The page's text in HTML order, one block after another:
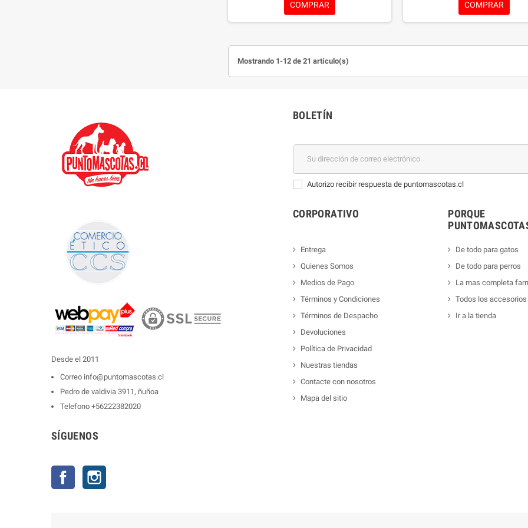
COMPRAR
sea fácil y agradable para tu
Disponible en cajas de 1 o 3
asegura que tu mascota esté
COMPRAR
Mostrando 1-12 de 21 artículo(s)
Desde el 2011
Correo info@puntomascotas.cl
Pedro de valdivia 3911, ñuñoa
Telefono +56222382020
SÍGUENOS
Facebook
BOLETÍN
Autorizo recibir respuesta de puntomascotas.cl
CORPORATIVO
Entrega
Quienes Somos
Medios de Pago
Términos y Condiciones
Términos de Despacho
Devoluciones
Política de Privacidad
Nuestras tiendas
Contacte con nosotros
Mapa del sitio
PORQUE
De todo para gatos
De todo para perros
La mas completa
Todos los accesorios
Ir a la tienda